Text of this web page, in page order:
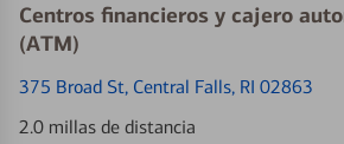
Centros financieros y cajero
(ATM)
375 Broad St, Central Falls, RI 02863
2.0 millas de distancia